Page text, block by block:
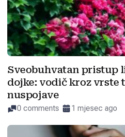
Sveobuhvatan pristup
dojke: vodič kroz vrste
nuspojave
0 comments 1 mjesec ago